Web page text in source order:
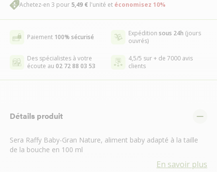
Achetez-en 3 pour 5,49 € l'unité et économisez 10%
Paiement 100% sécurisé Expédition sous 24h (jours
ouvrés)
Des spécialistes à votre
écoute au 02 72 88 03 53
4,5/5 sur + de 7000 avis
clients
Détails produit
Sera Raffy Baby-Gran Nature, aliment baby adapté à la taille
de la bouche en 100 ml
En savoir plus